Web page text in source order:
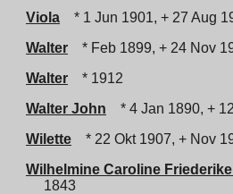
Viola
* 1 Jun 1901, + 27 Aug
Walter
* Feb 1899, + 24 Nov
Walter
* 1912
Walter John
* 4 Jan 1890, +
Wilette
* 22 Okt 1907, + Nov
Wilhelmine Caroline
1843